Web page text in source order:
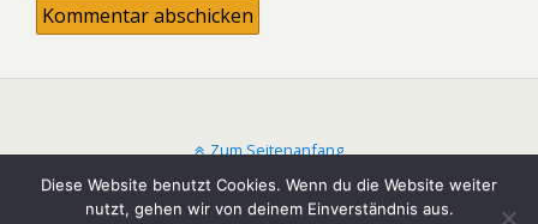
Zum Seitenanfang
Mobil Desktop
Diese Website benutzt Cookies. Wenn du die Website weiter
nutzt, gehen wir von deinem Einverständnis aus.